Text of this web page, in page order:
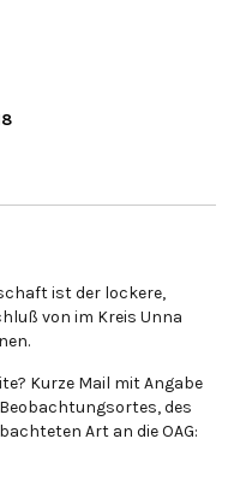
ist der lockere,
von im Kreis Unna
Kurze Mail mit Angabe
des
Art an die OAG: